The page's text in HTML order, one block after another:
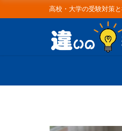
高校・大学の受験対策